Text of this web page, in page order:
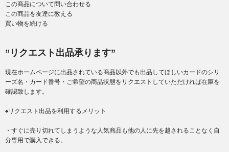
この商品について問い合わせる
この商品を友達に教える
買い物を続ける
”リクエスト出品承ります”
現在ホームページに出品されている商品以外でも出品してほしいカードのシリ
ーズ名・カード番号・ご希望の商品状態をリクエストしていただければ在庫を
確認致します。
♠リクエスト出品を利用するメリット
・すぐに売り切れてしまうような人気商品も他の人に先を越されることなく自
分専用で購入できる。